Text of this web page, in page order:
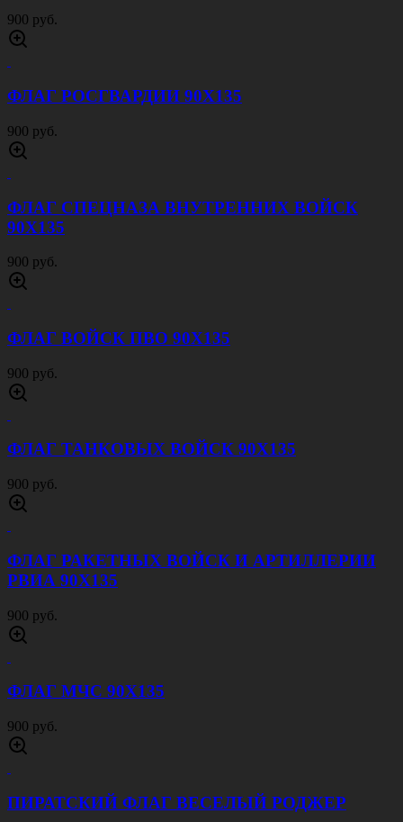
900 руб.
ФЛАГ РОСГВАРДИИ 90Х135
900 руб.
ФЛАГ СПЕЦНАЗА ВНУТРЕННИХ ВОЙСК
90Х135
900 руб.
ФЛАГ ВОЙСК ПВО 90Х135
900 руб.
ФЛАГ ТАНКОВЫХ ВОЙСК 90Х135
900 руб.
ФЛАГ РАКЕТНЫХ ВОЙСК И АРТИЛЛЕРИИ
РВИА 90Х135
900 руб.
ФЛАГ МЧС 90Х135
900 руб.
ПИРАТСКИЙ ФЛАГ ВЕСЕЛЫЙ РОДЖЕР